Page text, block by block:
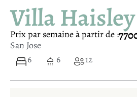
Villa Haisley
Prix ​​par semaine à partir de :
San Jose
6
6 12